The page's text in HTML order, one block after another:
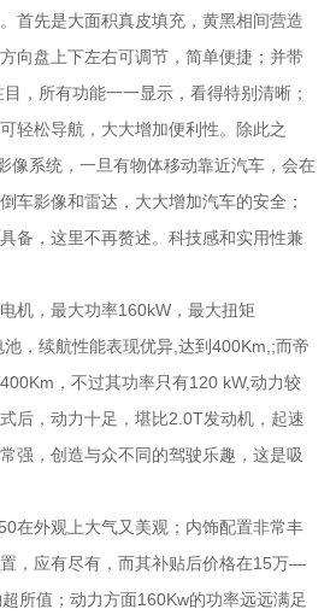
首先是大面积真皮填充，黄黑相间营造
向盘上下左右可调节，简单便捷；并带
，所有功能一一显示，看得特别清晰；
轻松导航，大大增加便利性。除此之
像系统，一旦有物体移动靠近汽车，会在
车影像和雷达，大大增加汽车的安全；
备，这里不再赘述。科技感和实用性兼
机，最大功率160kW，最大扭矩
，续航性能表现优异,达到400Km,;而帝
，不过其功率只有120 kW,动力较
后，动力十足，堪比2.0T发动机，起速
强，创造与众不同的驾驶乐趣，这是吸
在外观上大气又美观；内饰配置非常丰
，应有尽有，而其补贴后价格在15万—
所值；动力方面160Kw的功率远远满足